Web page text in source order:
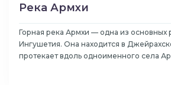
Река Армхи
Горная река Армхи — одна из основных
Ингушетия. Она находится в
протекает вдоль одноименного села